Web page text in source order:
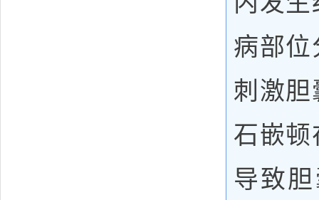
病部位
刺激胆
石嵌顿
导致